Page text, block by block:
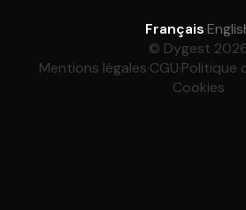
Français·
© Dygest
Mentions légales·CGU·Politique
Cookies